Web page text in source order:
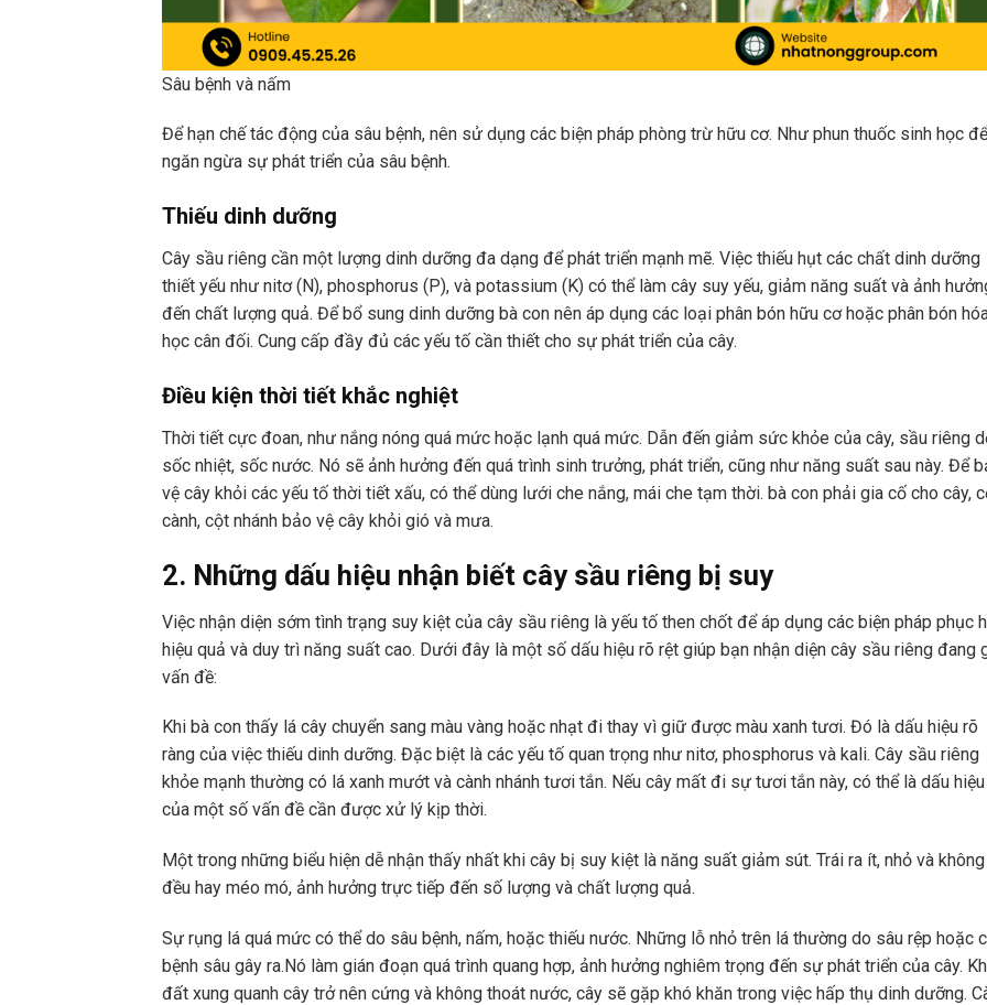
Sâu bệnh và nấm
Để hạn chế tác động của sâu bệnh, nên sử dụng các biện pháp phòng trừ hữu cơ. Như phun thuốc sinh học để
ngăn ngừa sự phát triển của sâu bệnh.
Thiếu dinh dưỡng
Cây sầu riêng cần một lượng dinh dưỡng đa dạng để phát triển mạnh mẽ. Việc thiếu hụt các chất dinh dưỡng
thiết yếu như nitơ (N), phosphorus (P), và potassium (K) có thể làm cây suy yếu, giảm năng suất và ảnh
đến chất lượng quả. Để bổ sung dinh dưỡng bà con nên áp dụng các loại phân bón hữu cơ hoặc phân bón
học cân đối. Cung cấp đầy đủ các yếu tố cần thiết cho sự phát triển của cây.
Điều kiện thời tiết khắc nghiệt
Thời tiết cực đoan, như nắng nóng quá mức hoặc lạnh quá mức. Dẫn đến giảm sức khỏe của cây, sầu riêng
sốc nhiệt, sốc nước. Nó sẽ ảnh hưởng đến quá trình sinh trưởng, phát triển, cũng như năng suất sau này. Để
vệ cây khỏi các yếu tố thời tiết xấu, có thể dùng lưới che nắng, mái che tạm thời. bà con phải gia cố cho cây,
cành, cột nhánh bảo vệ cây khỏi gió và mưa.
2. Những dấu hiệu nhận biết cây sầu riêng bị suy
Việc nhận diện sớm tình trạng suy kiệt của cây sầu riêng là yếu tố then chốt để áp dụng các biện pháp phục
hiệu quả và duy trì năng suất cao. Dưới đây là một số dấu hiệu rõ rệt giúp bạn nhận diện cây sầu riêng đang
vấn đề:
Khi bà con thấy lá cây chuyển sang màu vàng hoặc nhạt đi thay vì giữ được màu xanh tươi. Đó là dấu hiệu rõ
ràng của việc thiếu dinh dưỡng. Đặc biệt là các yếu tố quan trọng như nitơ, phosphorus và kali. Cây sầu riêng
khỏe mạnh thường có lá xanh mướt và cành nhánh tươi tắn. Nếu cây mất đi sự tươi tắn này, có thể là dấu hiệu
của một số vấn đề cần được xử lý kịp thời.
Một trong những biểu hiện dễ nhận thấy nhất khi cây bị suy kiệt là năng suất giảm sút. Trái ra ít, nhỏ và không
đều hay méo mó, ảnh hưởng trực tiếp đến số lượng và chất lượng quả.
Sự rụng lá quá mức có thể do sâu bệnh, nấm, hoặc thiếu nước. Những lỗ nhỏ trên lá thường do sâu rệp hoặc
bệnh sâu gây ra.Nó làm gián đoạn quá trình quang hợp, ảnh hưởng nghiêm trọng đến sự phát triển của cây.
đất xung quanh cây trở nên cứng và không thoát nước, cây sẽ gặp khó khăn trong việc hấp thụ dinh dưỡng.